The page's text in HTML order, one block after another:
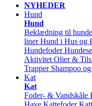
NYHEDER
Hund
Hund
Beklædning til hunde
liner Hund i Hus og
Hundefoder
Aktivitet Olier &
Trapper Shampoo
Kat
Kat
Foder- & Vandskåle
Have Kattefoder